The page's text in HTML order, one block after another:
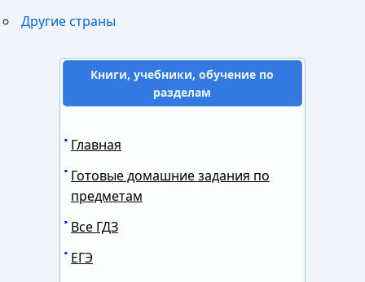
Другие страны
Книги, учебники, обучение по
разделам
Главная
Готовые домашние задания по
предметам
Все ГДЗ
ЕГЭ